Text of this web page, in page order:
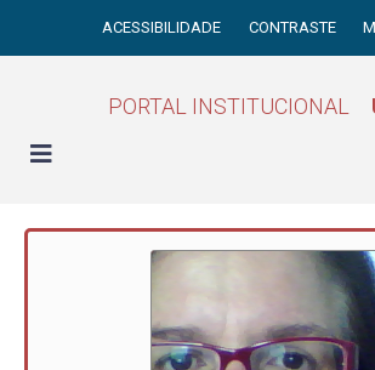
ACESSIBILIDADE CONTRASTE
PORTAL INSTITUCIONAL